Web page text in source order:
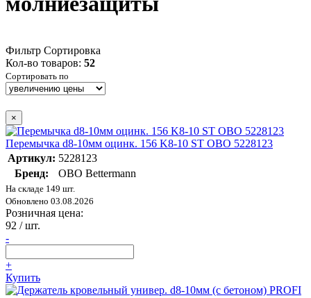
Фильтр Сортировка
Кол-во товаров: 52
Сортировать по
×
Перемычка d8-10мм оцинк. 156 K8-10 ST OBO 5228123
Артикул: 5228123
Бренд:
OBO Bettermann
На складе 149 шт.
Обновлено 03.08.2026
Розничная цена:
92 / шт.
-
+
Купить